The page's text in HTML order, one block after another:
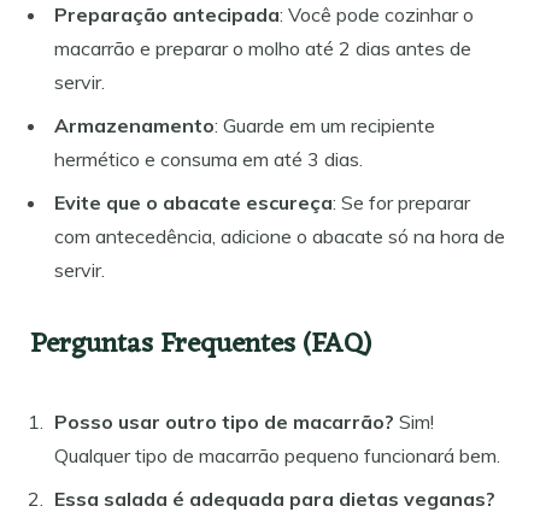
Preparação antecipada: Você pode cozinhar o
macarrão e preparar o molho até 2 dias antes de
servir.
Armazenamento: Guarde em um recipiente
hermético e consuma em até 3 dias.
Evite que o abacate escureça: Se for preparar
com antecedência, adicione o abacate só na hora de
servir.
Perguntas Frequentes (FAQ)
Posso usar outro tipo de macarrão? Sim!
Qualquer tipo de macarrão pequeno funcionará bem.
Essa salada é adequada para dietas veganas?